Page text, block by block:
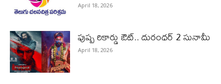
April 18, 2026
పుష్ప రికార్డు ఔట్‌.. దురంధ‌ర్ 2 సునామీ
April 18, 2026